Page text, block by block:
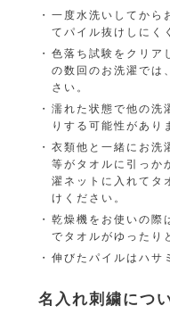
一度水洗いしてから
てパイル抜けしにく
色落ち試験をクリア
の数回のお洗濯では
さい。
濡れた状態で他の洗
りする可能性があり
衣類他と一緒にお洗
等がタオルに引っか
濯ネットに入れてタ
けください。
乾燥機をお使いの際
でタオルがゆったり
伸びたパイルはハサ
名入れ刺繍につ